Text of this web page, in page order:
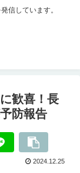
信しています。
歓喜！長
防報告
2024.12.25